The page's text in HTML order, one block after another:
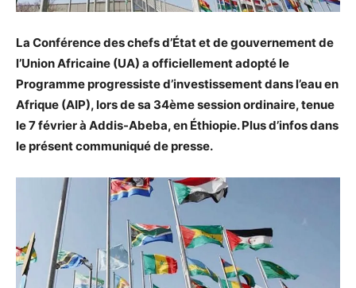
La Conférence des chefs d’État et de gouvernement de
l’Union Africaine (UA) a officiellement adopté le
Programme progressiste d’investissement dans l’eau en
Afrique (AIP), lors de sa 34ème session ordinaire, tenue
le 7 février à Addis-Abeba, en Éthiopie. Plus d’infos dans
le présent communiqué de presse.